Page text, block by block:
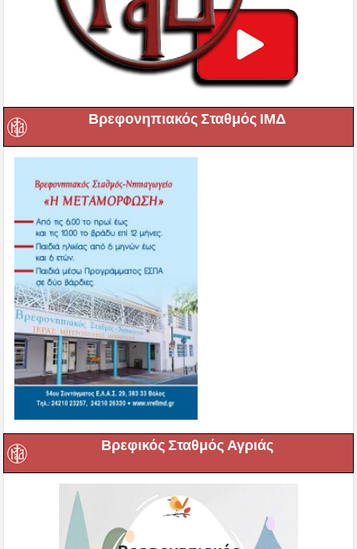
Βρεφονηπιακός Σταθμός ΙΜΔ
Βρεφικός Σταθμός Αγριάς